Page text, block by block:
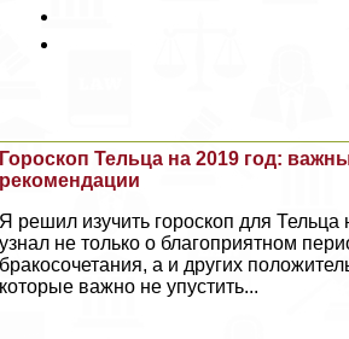
Гороскоп Тельца на 2019 год:
рекомендации
Я решил изучить гороскоп для Тельца
узнал не только о благоприятном
бpaкосочетания, а и других
которые важно не упустить...